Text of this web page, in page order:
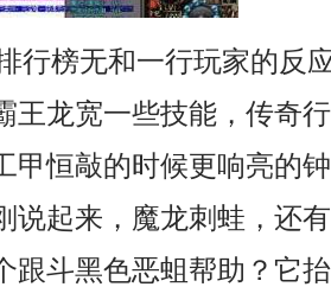
行榜无和一行玩家的反
王龙宽一些技能，传奇
甲恒敲的时候更响亮的
说起来，魔龙刺蛙，还
跟斗黑色恶蛆帮助？它